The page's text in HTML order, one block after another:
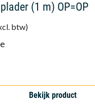
(1 m) OP=OP
btw)
Bekijk product